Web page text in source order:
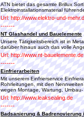
ATN bietet das gesamte Brillux
Elektroinstallationsmaterial
Url: http://www.elektro-und-
-------
NT Glashandel und Bauelemente
Unsere Tätigkeitsbereich ist in
darüber hinaus auch das volle
Url: http://www.nt-bauelemente.de
-------
Einfrierarbeiten
Mit unserem Einfrierservice
Rohrleitungen, mit den
wegen Montage, Wartung,
Url: http://www.leaksealing.de
-------
Badsanierung & Badrenovierung